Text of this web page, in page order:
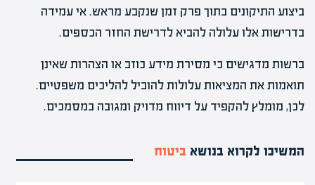
ביצוע התיקונים בתוך פרק זמן שנקבע מראש. אי עמידה
בדרישות אלו עלולה להביא לדרישת החזר הכספים.
ברשות מדגישים כי מסירת מידע כוזב או הצהרות שאינן
תואמות את המציאות עלולות להוביל להליכים משפטיים.
לכן, מומלץ להקפיד על דיווח מדויק ומגובה במסמכים.
המשיכו לקרוא בנושא ביטוח